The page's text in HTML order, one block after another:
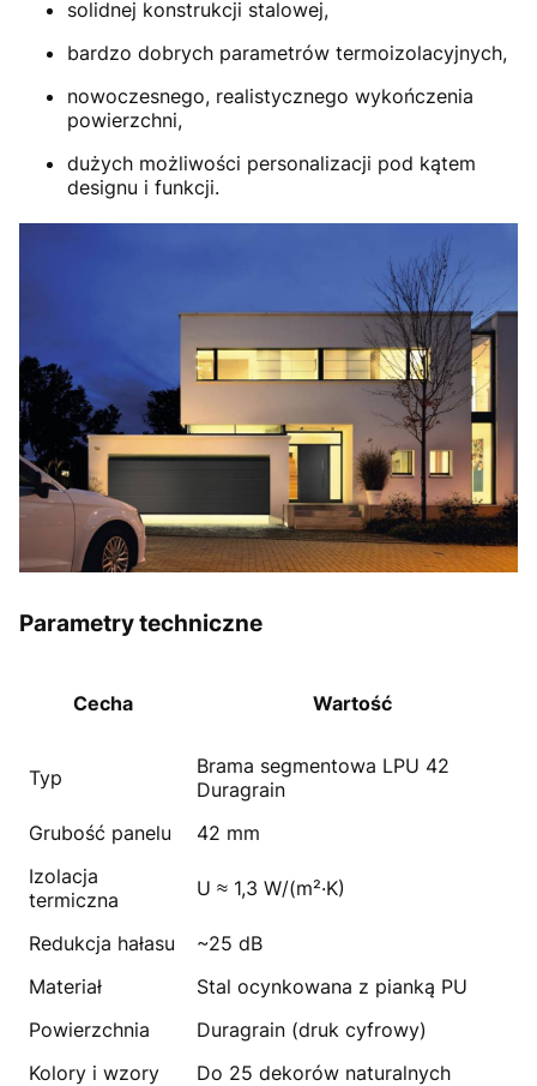
solidnej konstrukcji stalowej,
bardzo dobrych parametrów termoizolacyjnych,
nowoczesnego, realistycznego wykończenia
powierzchni,
dużych możliwości personalizacji pod kątem
designu i funkcji.
Parametry techniczne
Cecha Wartość
Typ
Brama segmentowa LPU 42
Duragrain
Grubość panelu
42 mm
Izolacja
termiczna
U ≈ 1,3 W/(m²·K)
Redukcja hałasu
~25 dB
Materiał
Stal ocynkowana z pianką PU
Powierzchnia
Duragrain (druk cyfrowy)
Kolory i wzory
Do 25 dekorów naturalnych